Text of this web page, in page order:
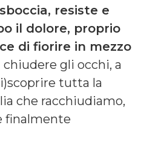
resiste e
il dolore, proprio
di fiorire in mezzo
chiudere gli occhi, a
tutta la
che racchiudiamo,
finalmente